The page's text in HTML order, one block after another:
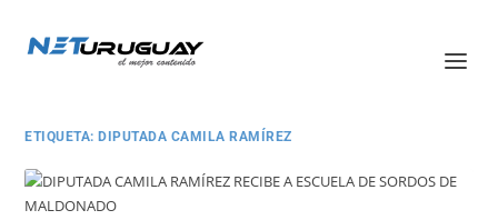
ETIQUETA: DIPUTADA CAMILA RAMÍREZ